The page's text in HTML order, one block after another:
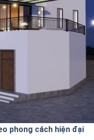
phong cách hiện đại